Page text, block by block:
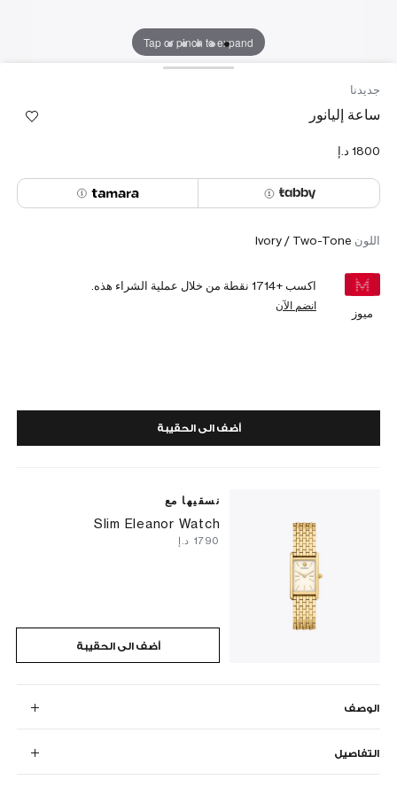
Tap or pinch to expand
جديدنا
ساعة إليانور
اللون Ivory / Two-Tone
ميوز
اكسب +1714 نقطة من خلال عملية الشراء هذه.
انضم الآن
أضف الى الحقيبة
نسقيها مع
Slim Eleanor Watch
أضف الى الحقيبة
الوصف
التفاصيل